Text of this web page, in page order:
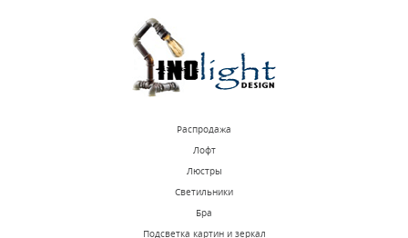
Распродажа
Лофт
Люстры
Светильники
Бра
Подсветка картин и зеркал